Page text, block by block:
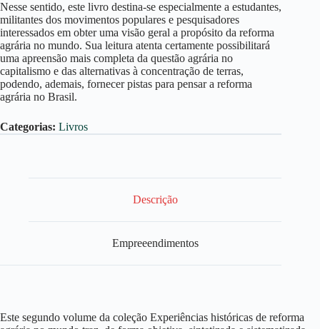
Nesse sentido, este livro destina-se especialmente a estudantes,
militantes dos movimentos populares e pesquisadores
interessados em obter uma visão geral a propósito da reforma
agrária no mundo. Sua leitura atenta certamente possibilitará
uma apreensão mais completa da questão agrária no
capitalismo e das alternativas à concentração de terras,
podendo, ademais, fornecer pistas para pensar a reforma
agrária no Brasil.
Categorias: Livros
Descrição
Empreeendimentos
Este segundo volume da coleção Experiências históricas de reforma